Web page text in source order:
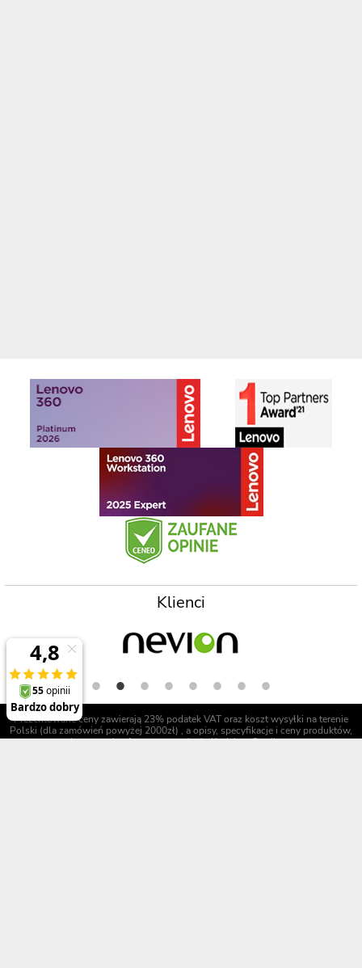
Klienci
Prezentowane ceny zawierają 23% podatek VAT oraz koszt wysyłki na terenie
Polski (dla zamówień powyżej 2000zł) , a opisy, specyfikacje i ceny produktów,
nie stanowią oferty w rozumieniu Kodeksu Cywilnego